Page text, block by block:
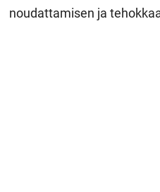
noudattamisen ja